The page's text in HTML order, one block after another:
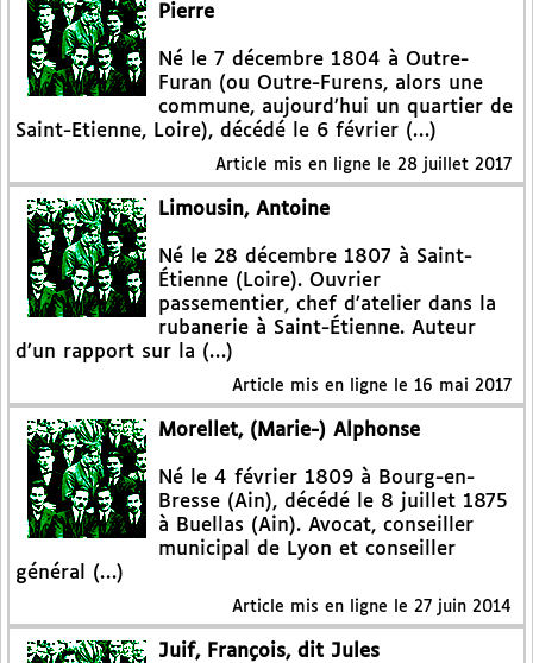
Pierre
Né le 7 décembre 1804 à Outre-
Furan (ou Outre-Furens, alors une
commune, aujourd’hui un quartier de
Saint-Etienne, Loire), décédé le 6 février (…)
Article mis en ligne le 28 juillet 2017
Limousin, Antoine
Né le 28 décembre 1807 à Saint-
Étienne (Loire). Ouvrier
passementier, chef d’atelier dans la
rubanerie à Saint-Étienne. Auteur
d’un rapport sur la (…)
Article mis en ligne le 16 mai 2017
Morellet, (Marie-) Alphonse
Né le 4 février 1809 à Bourg-en-
Bresse (Ain), décédé le 8 juillet 1875
à Buellas (Ain). Avocat, conseiller
municipal de Lyon et conseiller
général (…)
Article mis en ligne le 27 juin 2014
Juif, François, dit Jules